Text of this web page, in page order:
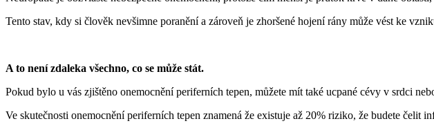
Tento stav, kdy si člověk nevšimne poranění a zároveň je zhoršené hojení rány může vést ke
A to není zdaleka všechno, co se může stát.
Pokud bylo u vás zjištěno onemocnění periferních tepen, můžete mít také ucpané cévy v srdci
Ve skutečnosti onemocnění periferních tepen znamená že existuje až 20% riziko, že budete čelit